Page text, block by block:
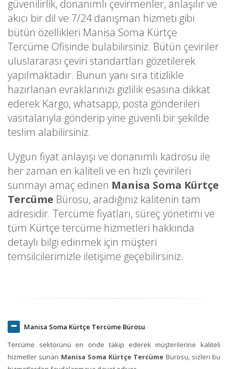
güvenilirlik, donanımlı çevirmenler, anlaşılır ve
akıcı bir dil ve 7/24 danışman hizmeti gibi
bütün özellikleri Manisa Soma Kürtçe
Tercüme Ofisinde bulabilirsiniz. Bütün çeviriler
uluslararası çeviri standartları gözetilerek
yapılmaktadır. Bunun yanı sıra titizlikle
hazırlanan evraklarınızı gizlilik esasına dikkat
ederek Kargo, whatsapp, posta gönderileri
vasıtalarıyla gönderip yine güvenli bir şekilde
teslim alabilirsiniz.
Uygun fiyat anlayışı ve donanımlı kadrosu ile
her zaman en kaliteli ve en hızlı çevirileri
sunmayı amaç edinen Manisa Soma Kürtçe
Tercüme Bürosu, aradığınız kalitenin tam
adresidir. Tercüme fiyatları, süreç yönetimi ve
tüm Kürtçe tercüme hizmetleri hakkında
detaylı bilgi edinmek için müşteri
temsilcilerimizle iletişime geçebilirsiniz.
Manisa Soma Kürtçe Tercüme Bürosu
Tercüme sektörünü en önde takip ederek müşterilerine kaliteli
hizmetler sunan Manisa Soma Kürtçe Tercüme Bürosu, sizleri bu